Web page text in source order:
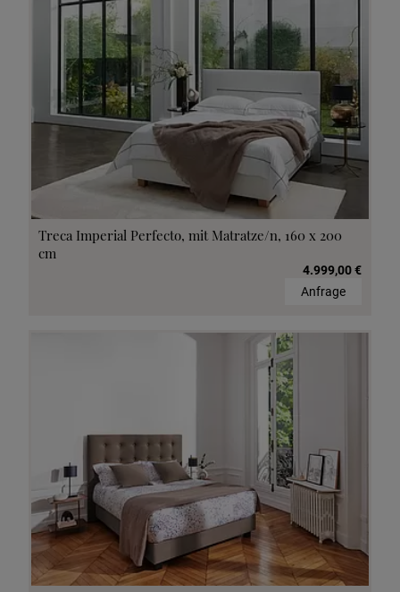
Treca Imperial Perfecto, mit Matratze/n, 160 x 200
cm
4.999,00 €
Anfrage